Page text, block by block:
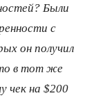
Были
с
он получил
в тот же
чек на $200